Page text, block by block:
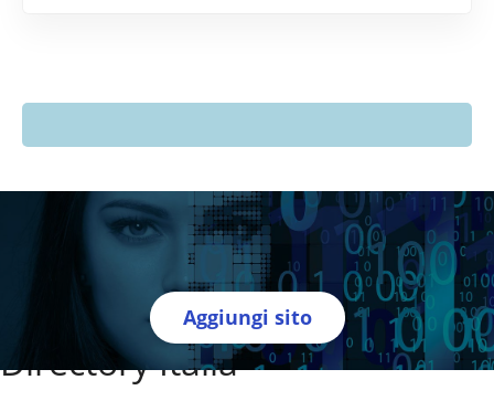
Aggiungi sito
Directory Italia